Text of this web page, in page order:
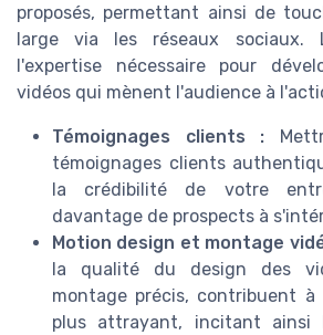
proposés, permettant ainsi de
large via les réseaux sociaux.
l'expertise nécessaire pour
vidéos qui mènent l'audience à
Témoignages clients :
témoignages clients
la crédibilité de votre
davantage de prospects à
Motion design et montage
la qualité du design des
montage précis, contribuent
plus attrayant, incitant ainsi